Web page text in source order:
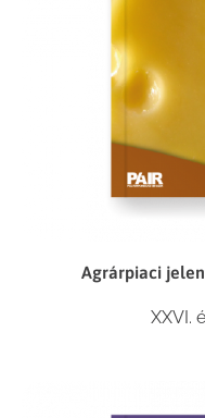
Agrárpiaci
XXVI.